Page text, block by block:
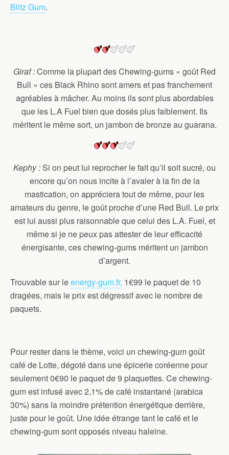
Blitz Gum.
Giraf :Comme la plupart des Chewing-gums « goût Red
Bull » ces Black Rhino sont amers et pas franchement
agréables à mâcher. Au moins ils sont plus abordables
que les L.A Fuel bien que dosés plus faiblement. Ils
méritent le même sort, un jambon de bronze au guarana.
Kephy : Si on peut lui reprocher le fait qu’il soit sucré, ou
encore qu’on nous incite à l’avaler à la fin de la
mastication, on appréciera tout de même, pour les
amateurs du genre, le goût proche d’une Red Bull. Le prix
est lui aussi plus raisonnable que celui des L.A. Fuel, et
même si je ne peux pas attester de leur efficacité
énergisante, ces chewing-gums méritent un jambon
d’argent.
Trouvable sur leenergy-gum.fr, 1€99 le paquet de 10
dragées, mais le prix est dégressif avec le nombre de
paquets.
Pour rester dans le thème, voici un chewing-gum goût
café de Lotte, dégoté dans une épicerie coréenne pour
seulement 0€90 le paquet de 9 plaquettes. Ce chewing-
gum est infusé avec 2,1% de café instantané (arabica
30%) sans la moindre prétention énergétique derrière,
juste pour le goût. Une idée étrange tant le café et le
chewing-gum sont opposés niveau haleine.